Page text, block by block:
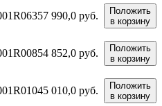
7 990,0 руб.
Положить
в корзину
4 852,0 руб.
Положить
в корзину
5 010,0 руб.
Положить
в корзину